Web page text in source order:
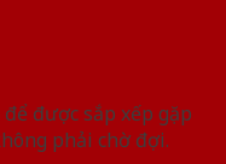
được sắp xếp gặp
phải chờ đợi.